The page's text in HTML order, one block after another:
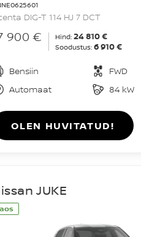
DIG-T 114 HJ 7 DCT
900 € Hind: 24 810 €
Soodustus: 6 910 €
Bensiin
FWD
Automaat
84 kW
OLEN HUVITATUD!
JUKE